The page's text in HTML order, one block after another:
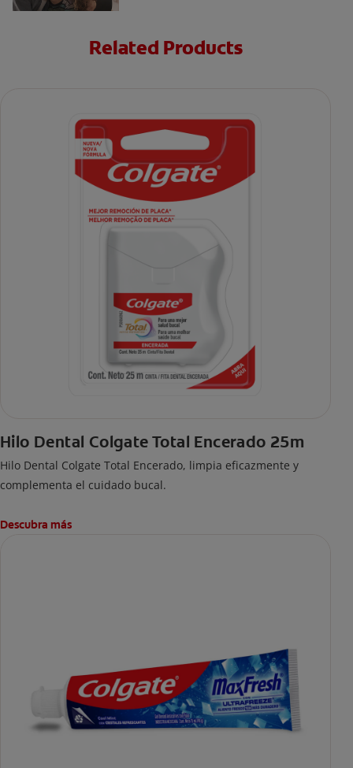
Related Products
Hilo Dental Colgate Total Encerado 25m
Hilo Dental Colgate Total Encerado, limpia eficazmente y
complementa el cuidado bucal.
Descubra más